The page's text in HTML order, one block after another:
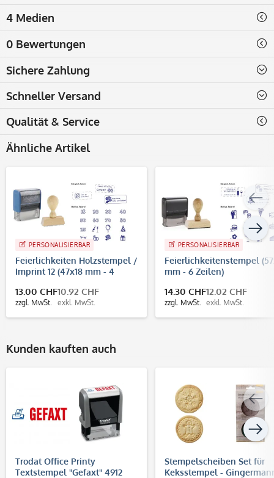
4 Medien
0 Bewertungen
Sichere Zahlung
Schneller Versand
Qualität & Service
Ähnliche Artikel
PERSONALISIERBAR
Feierlichkeiten Holzstempel /
Imprint 12 (47x18 mm - 4
13.00 CHF
zzgl. MwSt.
10.92 CHF
exkl. MwSt.
PERSONALISIERBAR
Feierlichkeitenstempel
mm - 6 Zeilen)
14.30 CHF
zzgl. MwSt.
12.02 CHF
exkl. MwSt.
Kunden kauften auch
Trodat Office Printy
Textstempel "Gefaxt" 4912
Stempelscheiben Set für
Keksstempel -